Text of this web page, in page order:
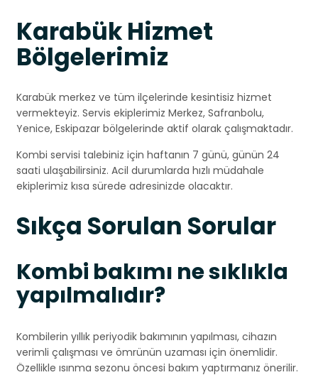
Karabük Hizmet
Bölgelerimiz
Karabük merkez ve tüm ilçelerinde kesintisiz hizmet
vermekteyiz. Servis ekiplerimiz Merkez, Safranbolu,
Yenice, Eskipazar bölgelerinde aktif olarak çalışmaktadır.
Kombi servisi talebiniz için haftanın 7 günü, günün 24
saati ulaşabilirsiniz. Acil durumlarda hızlı müdahale
ekiplerimiz kısa sürede adresinizde olacaktır.
Sıkça Sorulan Sorular
Kombi bakımı ne sıklıkla
yapılmalıdır?
Kombilerin yıllık periyodik bakımının yapılması, cihazın
verimli çalışması ve ömrünün uzaması için önemlidir.
Özellikle ısınma sezonu öncesi bakım yaptırmanız önerilir.